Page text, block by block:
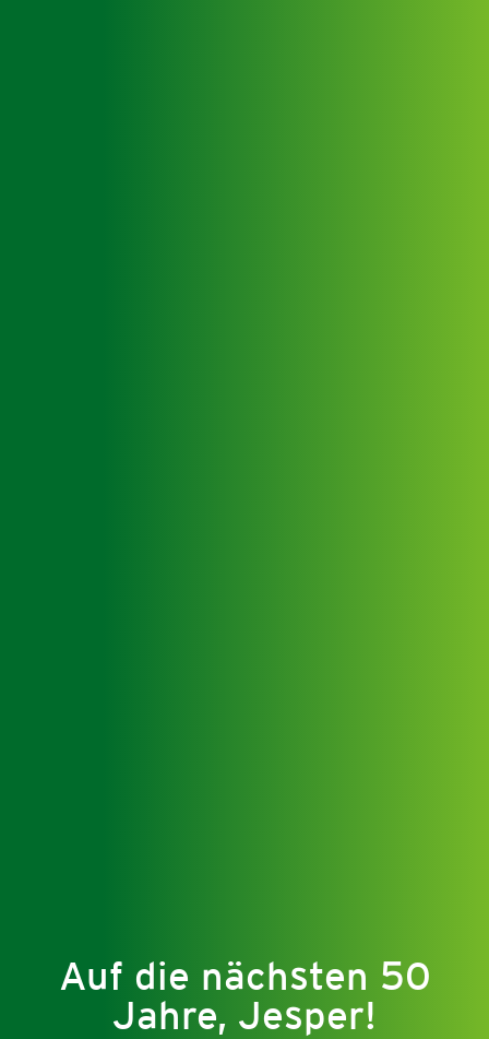
Auf die nächsten 50
Jahre, Jesper!